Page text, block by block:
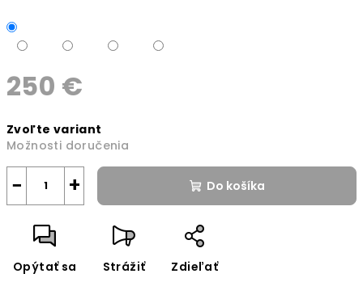
250 €
cena:
Zvoľte variant
Možnosti doručenia
+
− Do košíka
Opýtať sa Strážiť Zdieľať